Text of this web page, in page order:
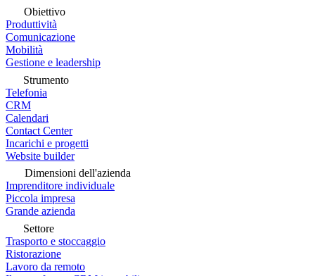
Obiettivo
Produttività
Comunicazione
Mobilità
Gestione e leadership
Strumento
Telefonia
CRM
Calendari
Contact Center
Incarichi e progetti
Website builder
Dimensioni dell'azienda
Imprenditore individuale
Piccola impresa
Grande azienda
Settore
Trasporto e stoccaggio
Ristorazione
Lavoro da remoto